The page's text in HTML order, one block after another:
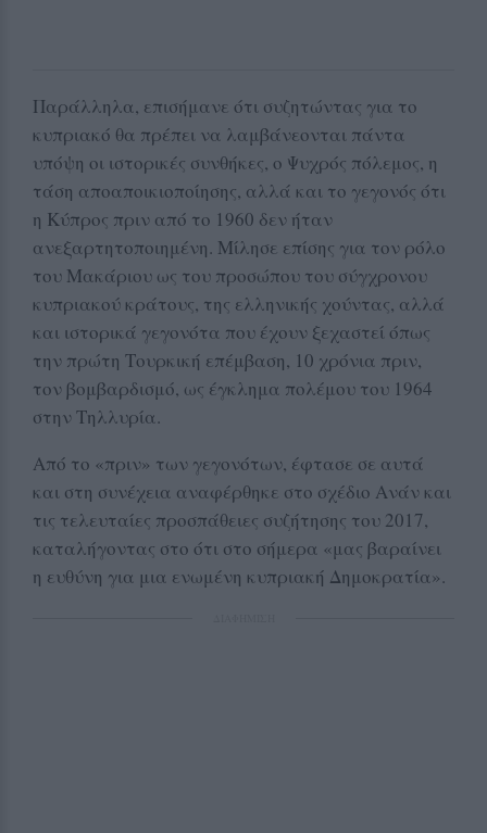
Παράλληλα, επισήμανε ότι συζητώντας για το
κυπριακό θα πρέπει να λαμβάνεονται πάντα
υπόψη οι ιστορικές συνθήκες, ο Ψυχρός πόλεμος, η
τάση αποαποικιοποίησης, αλλά και το γεγονός ότι
η Κύπρος πριν από το 1960 δεν ήταν
ανεξαρτητοποιημένη. Μίλησε επίσης για τον ρόλο
του Μακάριου ως του προσώπου του σύγχρονου
κυπριακού κράτους, της ελληνικής χούντας, αλλά
και ιστορικά γεγονότα που έχουν ξεχαστεί όπως
την πρώτη Τουρκική επέμβαση, 10 χρόνια πριν,
τον βομβαρδισμό, ως έγκλημα πολέμου του 1964
στην Τηλλυρία.
Από το «πριν» των γεγονότων, έφτασε σε αυτά
και στη συνέχεια αναφέρθηκε στο σχέδιο Ανάν και
τις τελευταίες προσπάθειες συζήτησης του 2017,
καταλήγοντας στο ότι στο σήμερα «μας βαραίνει
η ευθύνη για μια ενωμένη κυπριακή Δημοκρατία».